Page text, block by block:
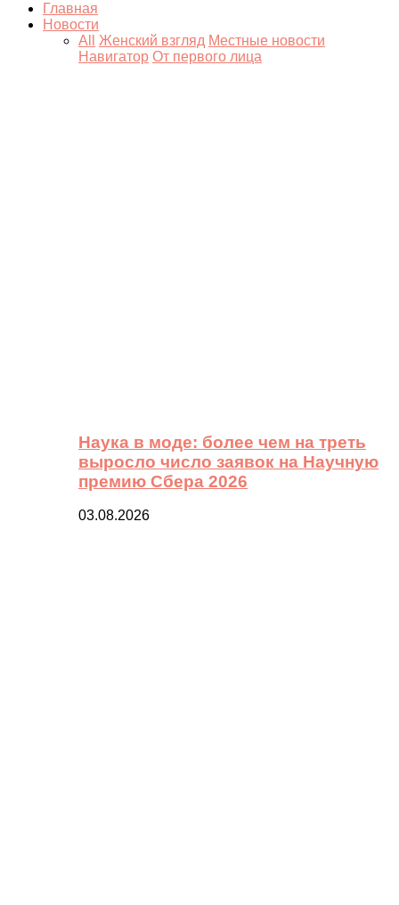
Главная
Новости
All
Женский взгляд Местные новости
Навигатор От первого лица
Наука в моде: более чем на треть
выросло число заявок на Научную
премию Сбера 2026
03.08.2026